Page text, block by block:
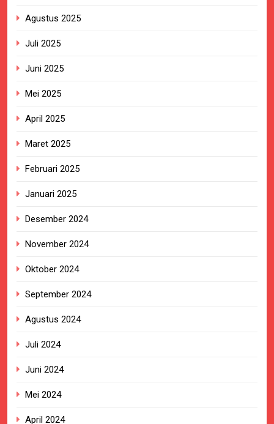
Agustus 2025
Juli 2025
Juni 2025
Mei 2025
April 2025
Maret 2025
Februari 2025
Januari 2025
Desember 2024
November 2024
Oktober 2024
September 2024
Agustus 2024
Juli 2024
Juni 2024
Mei 2024
April 2024